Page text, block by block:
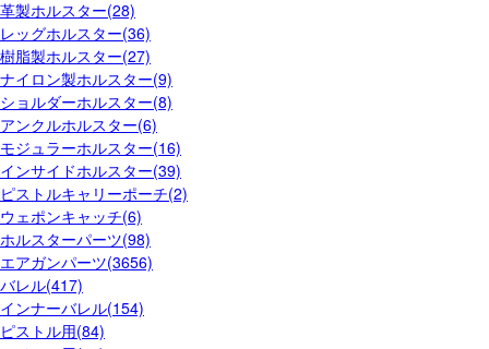
革製ホルスター(28)
レッグホルスター(36)
樹脂製ホルスター(27)
ナイロン製ホルスター(9)
ショルダーホルスター(8)
アンクルホルスター(6)
モジュラーホルスター(16)
インサイドホルスター(39)
ピストルキャリーポーチ(2)
ウェポンキャッチ(6)
ホルスターパーツ(98)
エアガンパーツ(3656)
バレル(417)
インナーバレル(154)
ピストル用(84)